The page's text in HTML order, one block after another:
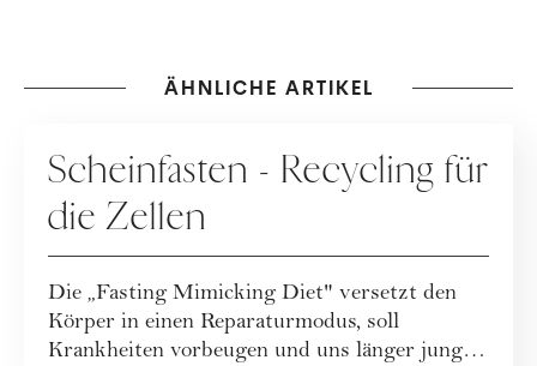
ÄHNLICHE ARTIKEL
Scheinfasten - Recycling für
die Zellen
Die „Fasting Mimicking Diet" versetzt den
Körper in einen Reparaturmodus, soll
Krankheiten vorbeugen und uns länger jung